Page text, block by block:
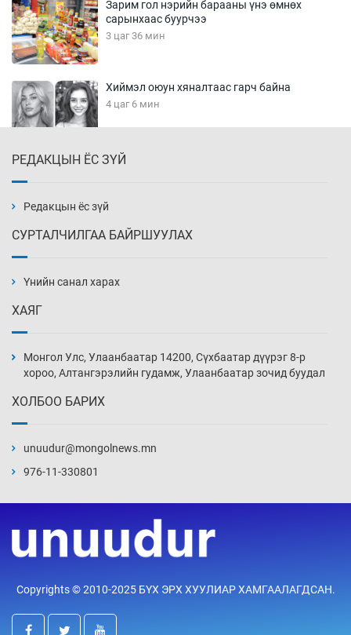
Зарим гол нэрийн барааны үнэ өмнөх
сарынхаас буурчээ
3 цаг 36 мин
Хиймэл оюун хяналтаас гарч байна
4 цаг 6 мин
4 цаг 36 мин
нэмэгджээ
5 цаг 6 мин
5 цаг 36 мин
6 цаг 6 мин
үйлчилж буй гэв
6 цаг 36 мин
РЕДАКЦЫН ЁС ЗҮЙ
Редакцын ёс зүй
СУРТАЛЧИЛГАА БАЙРШУУЛАХ
Үнийн санал харах
ХАЯГ
Монгол Улс, Улаанбаатар 14200, Сүхбаатар дүүрэг 8-р
хороо, Алтангэрэлийн гудамж, Улаанбаатар зочид буудал
ХОЛБОО БАРИХ
unuudur@mongolnews.mn
976-11-330801
Copyrights © 2010-2025 БҮХ ЭРХ ХУУЛИАР ХАМГААЛАГДСАН.